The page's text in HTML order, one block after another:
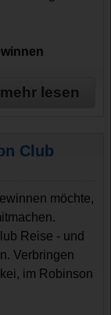
mehr lesen
Club
möchte,
Reise - und
Verbringen
im Robinson